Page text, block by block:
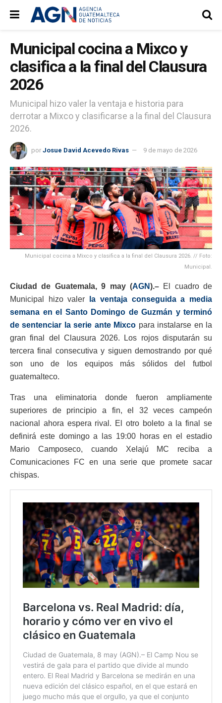
Municipal cocina a Mixco y
clasifica a la final del Clausura
2026
Municipal hizo valer la ventaja e historia para
derrotar a Mixco y clasificarse a la final del Clausura
2026.
por Josue David Acevedo Rivas 9 de mayo de 2026
Municipal cocina a Mixco y clasifica a la final del Clausura 2026. // Foto:
Municipal.
Ciudad de Guatemala, 9 may (AGN).– El cuadro de
Municipal hizo valer
la ventaja conseguida a media
semana en el Santo Domingo de Guzmán y terminó
de sentenciar la serie ante Mixco para instalarse en la
gran final del Clausura 2026. Los rojos disputarán su
tercera final consecutiva y siguen demostrando por qué
son uno de los equipos más sólidos del futbol
guatemalteco.
Tras una eliminatoria donde fueron ampliamente
superiores de principio a fin, el 32 veces campeón
nacional ahora espera rival. El otro boleto a la final se
definirá este domingo a las 19:00 horas en el estadio
Mario Camposeco, cuando Xelajú MC reciba a
Comunicaciones FC en una serie que promete sacar
chispas.